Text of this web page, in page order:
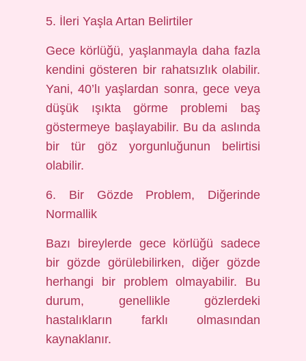
5. İleri Yaşla Artan Belirtiler
Gece körlüğü, yaşlanmayla daha fazla
kendini gösteren bir rahatsızlık olabilir.
Yani, 40’lı yaşlardan sonra, gece veya
düşük ışıkta görme problemi baş
göstermeye başlayabilir. Bu da aslında
bir tür göz yorgunluğunun belirtisi
olabilir.
6. Bir Gözde Problem, Diğerinde
Normallik
Bazı bireylerde gece körlüğü sadece
bir gözde görülebilirken, diğer gözde
herhangi bir problem olmayabilir. Bu
durum, genellikle gözlerdeki
hastalıkların farklı olmasından
kaynaklanır.